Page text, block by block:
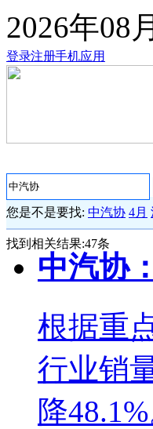
2026年08
登录注册手机应用
您是不是要找: 中汽协 4月
找到相关结果:47条
中汽协
根据重
行业销
降48.1%